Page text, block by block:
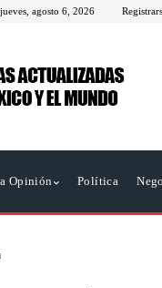
jueves, agosto 6, 2026
Opinión Política